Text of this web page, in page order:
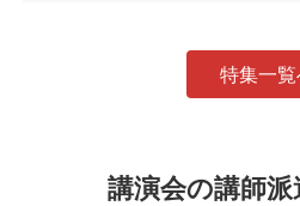
特集一
講演会の講師派